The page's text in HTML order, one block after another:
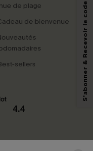
de plage
de bienvenue
sellers
4.4
de recevoir des e-mails
l'IA) de Cupshe et
site ainsi que des
à notre
Politique de
à tout moment.
S'abonner & Recevoir le code